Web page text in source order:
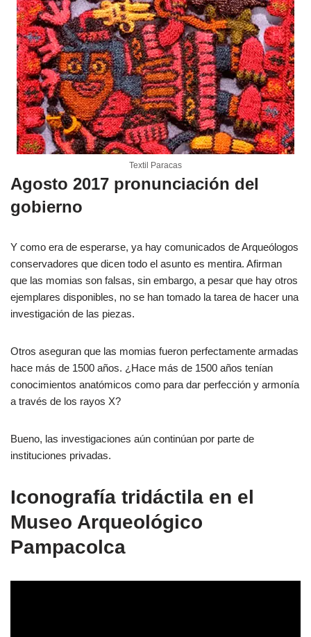
Textil Paracas
Agosto 2017 pronunciación del
gobierno
Y como era de esperarse, ya hay comunicados de Arqueólogos
conservadores que dicen todo el asunto es mentira. Afirman
que las momias son falsas, sin embargo, a pesar que hay otros
ejemplares disponibles, no se han tomado la tarea de hacer una
investigación de las piezas.
Otros aseguran que las momias fueron perfectamente armadas
hace más de 1500 años. ¿Hace más de 1500 años tenían
conocimientos anatómicos como para dar perfección y armonía
a través de los rayos X?
Bueno, las investigaciones aún continúan por parte de
instituciones privadas.
Iconografía tridáctila en el
Museo Arqueológico
Pampacolca